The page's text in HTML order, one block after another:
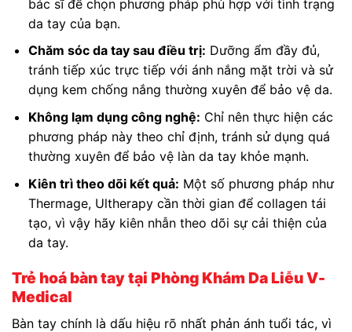
bác sĩ để chọn phương pháp phù hợp với tình trạng
da tay của bạn.
Chăm sóc da tay sau điều trị: Dưỡng ẩm đầy đủ,
tránh tiếp xúc trực tiếp với ánh nắng mặt trời và sử
dụng kem chống nắng thường xuyên để bảo vệ da.
Không lạm dụng công nghệ: Chỉ nên thực hiện các
phương pháp này theo chỉ định, tránh sử dụng quá
thường xuyên để bảo vệ làn da tay khỏe mạnh.
Kiên trì theo dõi kết quả: Một số phương pháp như
Thermage, Ultherapy cần thời gian để collagen tái
tạo, vì vậy hãy kiên nhẫn theo dõi sự cải thiện của
da tay.
Trẻ hoá bàn tay tại Phòng Khám Da Liễu V-
Medical
Bàn tay chính là dấu hiệu rõ nhất phản ánh tuổi tác, vì